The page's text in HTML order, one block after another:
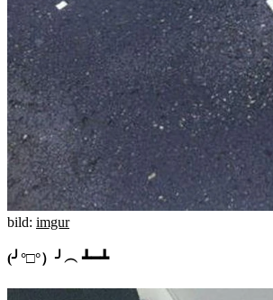
bild: imgur
(╯°□°）╯︵ ┻━┻